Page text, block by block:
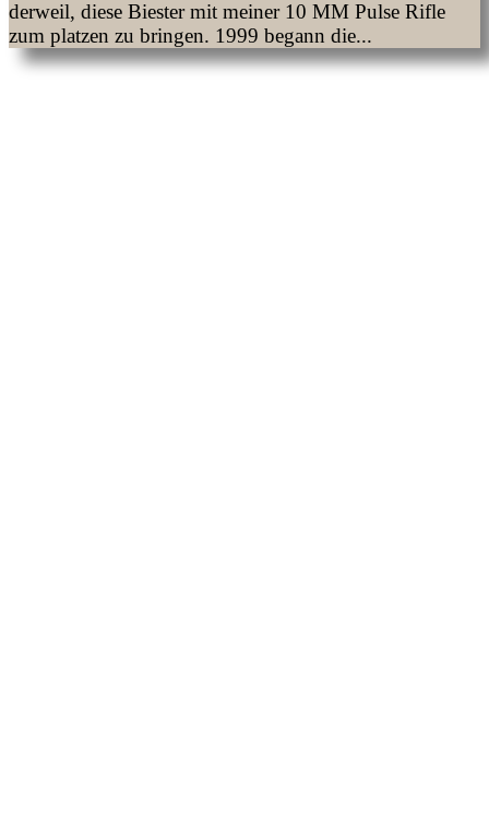
derweil, diese Biester mit meiner 10 MM Pulse Rifle
zum platzen zu bringen. 1999 begann die...